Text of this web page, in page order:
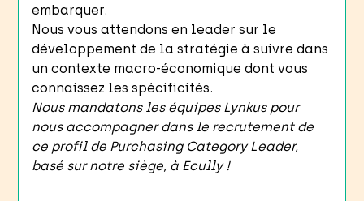
embarquer.
Nous vous attendons en leader sur le
développement de la stratégie à suivre dans
un contexte macro-économique dont vous
connaissez les spécificités.
Nous mandatons les équipes Lynkus pour
nous accompagner dans le recrutement de
ce profil de Purchasing Category Leader,
basé sur notre siège, à Ecully !